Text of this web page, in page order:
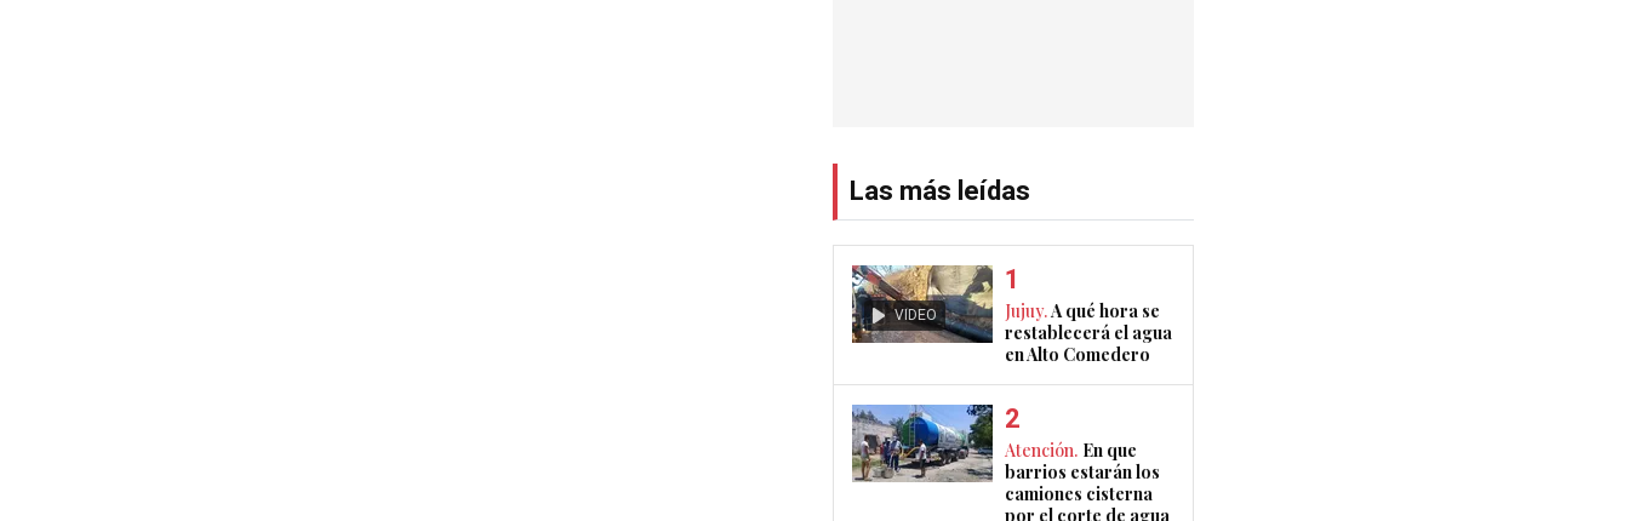
Las más leídas
VIDEO Jujuy.A qué hora se
restablecerá el agua
en Alto Comedero
Atención. En que
barrios estarán los
camiones cisterna
por el corte de agua